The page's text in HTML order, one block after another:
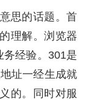
思的话题。首
理解。浏览器
务经验。301是
址一经生成就
的。同时对服